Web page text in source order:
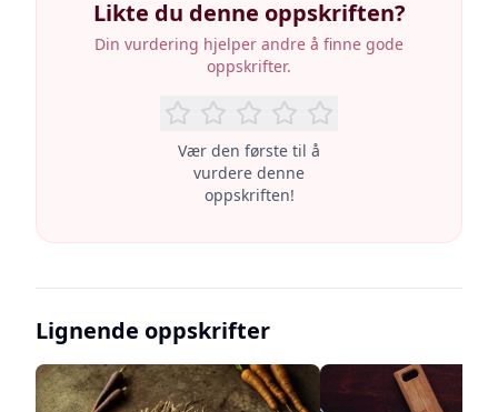
Likte du denne oppskriften?
Din vurdering hjelper andre å finne gode
oppskrifter.
Vær den første til å
vurdere denne
oppskriften!
Lignende oppskrifter